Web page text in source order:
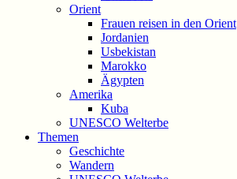
Orient
Frauen reisen in den Orient
Jordanien
Usbekistan
Marokko
Ägypten
Amerika
Kuba
UNESCO Welterbe
Themen
Geschichte
Wandern